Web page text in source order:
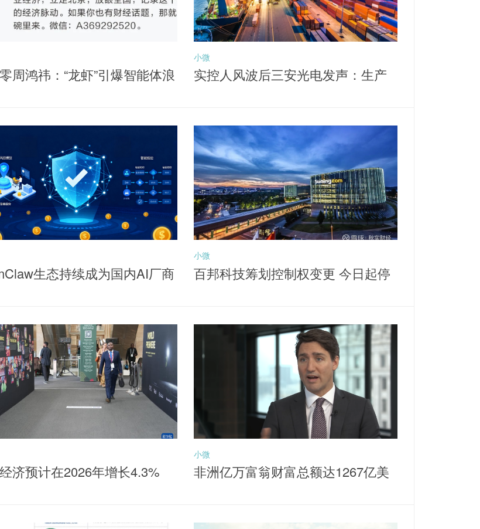
周鸿祎：“龙虾”引爆智能体浪
小微
实控人风波后三安光电发声：生产
生态持续成为国内AI厂商
）布局机会
小微
百邦科技筹划控制权变更 今日起停
济预计在2026年增长4.3%
小微
非洲亿万富翁财富总额达1267亿美